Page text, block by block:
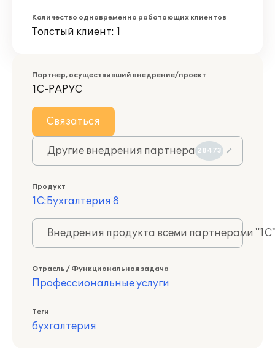
Количество одновременно работающих клиентов
Толстый клиент: 1
Партнер, осуществивший внедрение/проект
1С-РАРУС
Связаться
Другие внедрения партнера 28473
Продукт
1С:Бухгалтерия 8
Внедрения продукта всеми партнерами
Отрасль / Функциональная задача
Профессиональные услуги
Теги
бухгалтерия